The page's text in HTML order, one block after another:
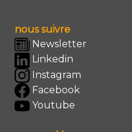
nous suivre
Newsletter
Linkedin
Instagram
Facebook
Youtube